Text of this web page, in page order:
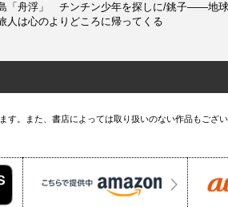
「舟浮」 チンチン少年を探しに/銚子――地
は心のよりどころに帰ってくる
す。また、書店によっては取り扱いのない作品もござ